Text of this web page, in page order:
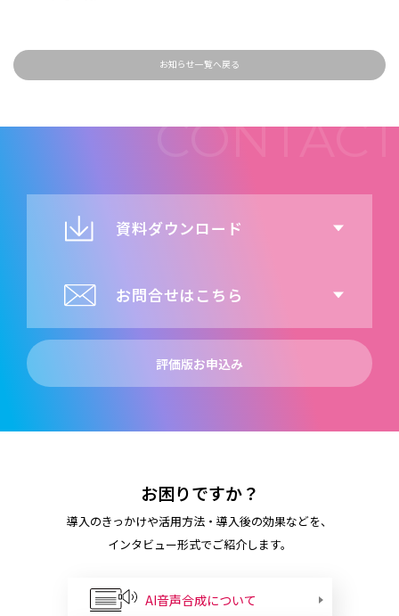
お知らせ一覧へ戻る
資料ダウンロード
お問合せはこちら
評価版お申込み
お困りですか？
導入のきっかけや活用方法・導入後の効果などを、
インタビュー形式でご紹介します。
AI音声合成について